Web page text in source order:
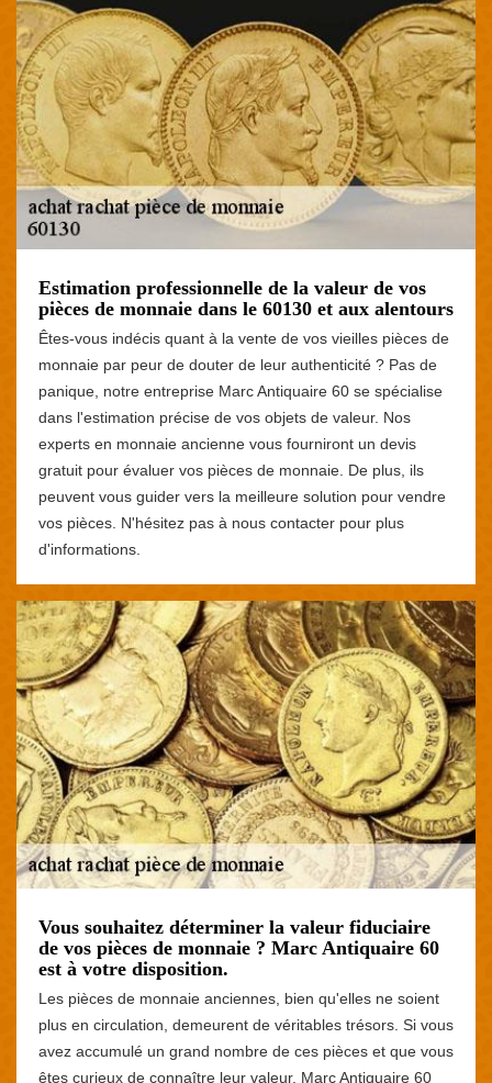
Estimation professionnelle de la valeur de vos
pièces de monnaie dans le 60130 et aux alentours
Êtes-vous indécis quant à la vente de vos vieilles pièces de
monnaie par peur de douter de leur authenticité ? Pas de
panique, notre entreprise Marc Antiquaire 60 se spécialise
dans l'estimation précise de vos objets de valeur. Nos
experts en monnaie ancienne vous fourniront un devis
gratuit pour évaluer vos pièces de monnaie. De plus, ils
peuvent vous guider vers la meilleure solution pour vendre
vos pièces. N'hésitez pas à nous contacter pour plus
d'informations.
Vous souhaitez déterminer la valeur fiduciaire
de vos pièces de monnaie ? Marc Antiquaire 60
est à votre disposition.
Les pièces de monnaie anciennes, bien qu'elles ne soient
plus en circulation, demeurent de véritables trésors. Si vous
avez accumulé un grand nombre de ces pièces et que vous
êtes curieux de connaître leur valeur, Marc Antiquaire 60